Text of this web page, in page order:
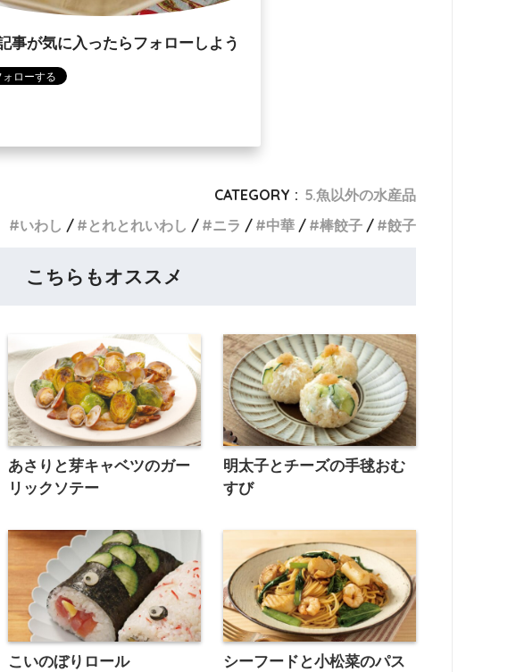
事が気に入ったらフォローしよう
CATEGORY : 5.魚以外の水産品
いわし とれとれいわし ニラ 中華 棒餃子 餃子
こちらもオススメ
あさりと芽キャベツのガー
リックソテー
明太子とチーズの手毬おむ
すび
こいのぼりロール シーフードと小松菜のパス